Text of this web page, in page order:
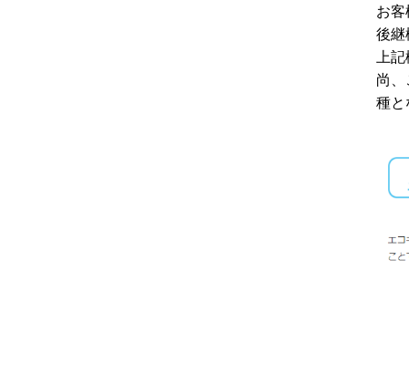
お
後継
上
尚
種と